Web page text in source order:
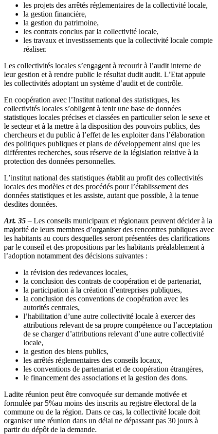
les projets des arrêtés réglementaires de la collectivité locale,
la gestion financière,
la gestion du patrimoine,
les contrats conclus par la collectivité locale,
les travaux et investissements que la collectivité locale compte
réaliser.
Les collectivités locales s’engagent à recourir à l’audit interne de
leur gestion et à rendre public le résultat dudit audit. L’Etat appuie
les collectivités adoptant un système d’audit et de contrôle.
En coopération avec l’Institut national des statistiques, les
collectivités locales s’obligent à tenir une base de données
statistiques locales précises et classées en particulier selon le sexe et
le secteur et à la mettre à la disposition des pouvoirs publics, des
chercheurs et du public à l’effet de les exploiter dans l’élaboration
des politiques publiques et plans de développement ainsi que les
différentes recherches, sous réserve de la législation relative à la
protection des données personnelles.
L’institut national des statistiques établit au profit des collectivités
locales des modèles et des procédés pour l’établissement des
données statistiques et les assiste, autant que possible, à la tenue
desdites données.
Art. 35 – Les conseils municipaux et régionaux peuvent décider à la
majorité de leurs membres d’organiser des rencontres publiques avec
les habitants au cours desquelles seront présentées des clarifications
par le conseil et des propositions par les habitants préalablement à
l’adoption notamment des décisions suivantes :
la révision des redevances locales,
la conclusion des contrats de coopération et de partenariat,
la participation à la création d’entreprises publiques,
la conclusion des conventions de coopération avec les
autorités centrales,
l’habilitation d’une autre collectivité locale à exercer des
attributions relevant de sa propre compétence ou l’acceptation
de se charger d’attributions relevant d’une autre collectivité
locale,
la gestion des biens publics,
les arrêtés réglementaires des conseils locaux,
les conventions de partenariat et de coopération étrangères,
le financement des associations et la gestion des dons.
Ladite réunion peut être convoquée sur demande motivée et
formulée par 5%au moins des inscrits au registre électoral de la
commune ou de la région. Dans ce cas, la collectivité locale doit
organiser une réunion dans un délai ne dépassant pas 30 jours à
partir du dépôt de la demande.